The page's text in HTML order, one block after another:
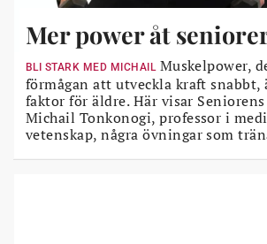
Mer power åt
BLI STARK MED MICHAILMuskelpower,
förmågan att utveckla kraft
faktor för äldre. Här visar
Michail Tonkonogi, professor i
vetenskap, några övningar som